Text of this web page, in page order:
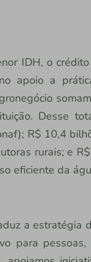
IDH, o
apoio a
Desse
R$ 10,4
rurais; e
eficiente da
a estratégia
para